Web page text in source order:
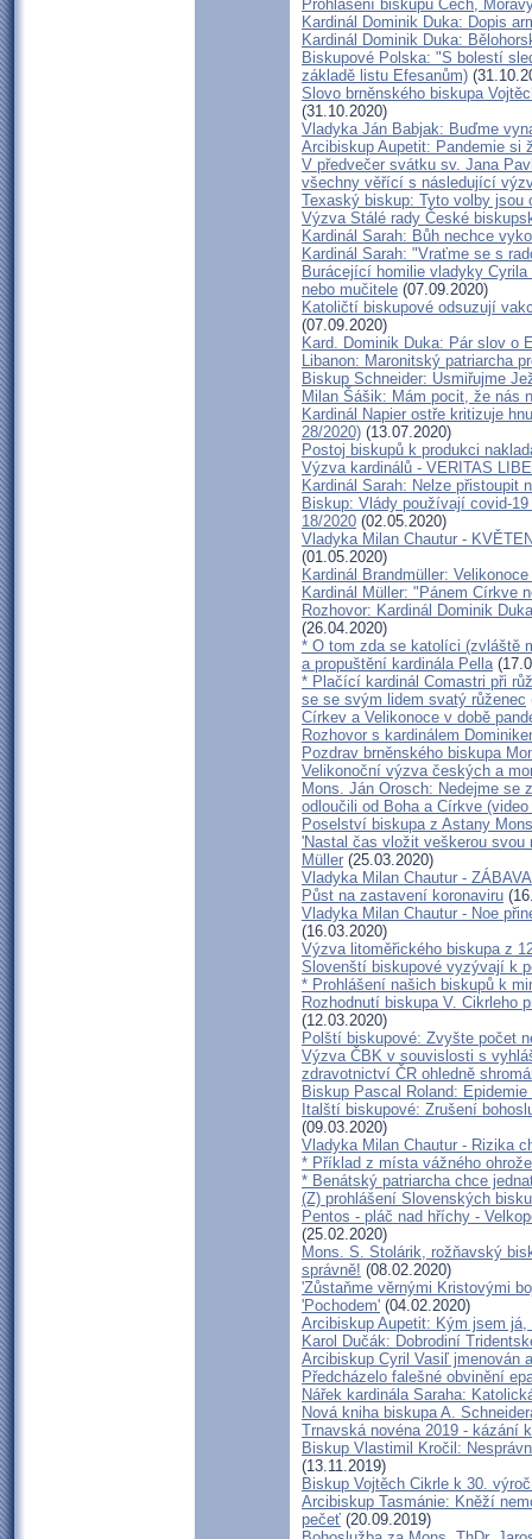
Prohlášení biskupů Čech,
Kardinál Dominik Duka: Dopis
Kardinál Dominik Duka:
Biskupové Polska: "S bolestí
základě listu Efesanům)
Slovo brněnského biskupa
(31.10.2020)
Vladyka Ján Babjak: Buďme
Arcibiskup Aupetit: Pandemie si
V předvečer svátku sv. Jana
všechny věřící s následující
Texaský biskup: Tyto volby jsou
Výzva Stálé rady České
Kardinál Sarah: Bůh nechce
Kardinál Sarah: "Vraťme se s
Burácející homilie vladyky
nebo mučitele (07.09.2020)
Katoličtí biskupové odsuzují
(07.09.2020)
Kard. Dominik Duka: Pár slov o
Libanon: Maronitský patriarcha
Biskup Schneider: Usmiřujme
Milan Šášik: Mám pocit, že nás
Kardinál Napier ostře kritizuje
28/2020) (13.07.2020)
Postoj biskupů k produkci
Výzva kardinálů - VERITAS
Kardinál Sarah: Nelze přistoupit
Biskup: Vlády používají covid-
18/2020 (02.05.2020)
Vladyka Milan Chautur -
(01.05.2020)
Kardinál Brandmüller:
Kardinál Müller: "Pánem Církve
Rozhovor: Kardinál Dominik
(26.04.2020)
* O tom zda se katolíci (zvláště
a propuštění kardinála Pella
* Plačící kardinál Comastri při
se se svým lidem svatý růženec
Církev a Velikonoce v době
Rozhovor s kardinálem
Pozdrav brněnského biskupa
Velikonoční výzva českých a
Mons. Ján Orosch: Nedejme se
odloučili od Boha a Církve
Poselství biskupa z Astany
'Nastal čas vložit veškerou
Müller (25.03.2020)
Vladyka Milan Chautur -
Půst na zastavení koronaviru
Vladyka Milan Chautur - Noe
(16.03.2020)
Výzva litoměřického biskupa z
Slovenští biskupové vyzývají k
* Prohlášení našich biskupů k
Rozhodnutí biskupa V. Cikrleho
(12.03.2020)
Polští biskupové: Zvyšte počet
Výzva ČBK v souvislosti s
zdravotnictví ČR ohledně
Biskup Pascal Roland:
Italští biskupové: Zrušení
(09.03.2020)
Vladyka Milan Chautur - Rizika
* Příklad z místa vážného
* Benátský patriarcha chce
(Z) prohlášení Slovenských
Pentos - pláč nad hříchy -
(25.02.2020)
Mons. S. Stolárik, rožňavský
správně! (08.02.2020)
'Zůstaňme věrnými Kristovými
'Pochodem' (04.02.2020)
Arcibiskup Aupetit: Kým jsem
Karol Dučák: Dobrodiní
Arcibiskup Cyril Vasiľ jmenován
Předcházelo falešné obvinění
Nářek kardinála Saraha:
Nová kniha biskupa A.
Trnavská novéna 2019 - kázání
Biskup Vlastimil Kročil:
(13.11.2019)
Biskup Vojtěch Cikrle k 30.
Arcibiskup Tasmánie: Kněží
pečeť (20.09.2019)